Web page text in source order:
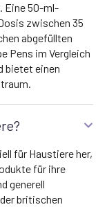
Eine 50-ml-
zwischen 35
abgefüllten
Pens im Vergleich
bietet einen
für Haustiere her,
für ihre
generell
britischen